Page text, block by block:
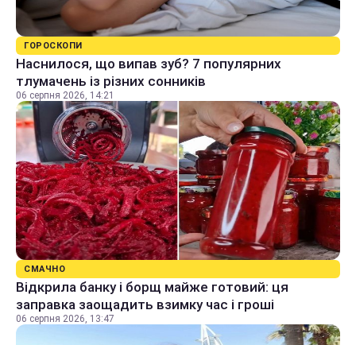
ГОРОСКОПИ
Наснилося, що випав зуб? 7 популярних
тлумачень із різних сонників
06 серпня 2026, 14:21
СМАЧНО
Відкрила банку і борщ майже готовий: ця
заправка заощадить взимку час і гроші
06 серпня 2026, 13:47